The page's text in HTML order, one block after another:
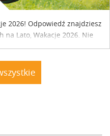
2026! Odpowiedź znajdziesz
na Lato, Wakacje 2026. Nie